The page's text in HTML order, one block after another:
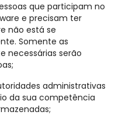
que participam no
e precisam ter
não está se
Somente as
necessárias serão
administrativas
da sua competência